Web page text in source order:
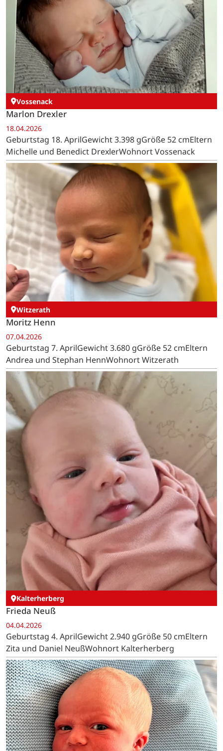
Vossenack
Marlon Drexler
18.04.2026
Geburtstag 18. AprilGewicht 3.398 gGröße 52 cmEltern
Michelle und Benedict DrexlerWohnort Vossenack
Witzerath
Moritz Henn
07.04.2026
Geburtstag 7. AprilGewicht 3.680 gGröße 52 cmEltern
Andrea und Stephan HennWohnort Witzerath
Kalterherberg
Frieda Neuß
04.04.2026
Geburtstag 4. AprilGewicht 2.940 gGröße 50 cmEltern
Zita und Daniel NeußWohnort Kalterherberg